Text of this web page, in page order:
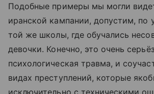
Подобные примеры мы могли
иранской кампании, допустим, по
той же школы, где обучались
девочки. Конечно, это очень
психологическая травма, и
видах преступлений, которые
исключительно с техническими